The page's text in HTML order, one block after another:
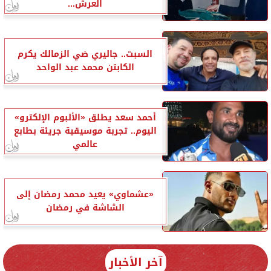
العرش...
السبت.. جاليري ضي الزمالك يكرم
الكابتن محمد عبد الواحد
أحمد سعد يطلق «الألبوم الإلكترو»
اليوم.. تجربة موسيقية جريئة بطابع
عالمي
«عشماوي» يعيد محمد رمضان إلى
الشاشة في رمضان
آخر الأخبار